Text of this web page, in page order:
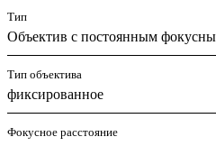
Тип
Объектив с постоянным
Тип объектива
фиксированное
Фокусное расстояние